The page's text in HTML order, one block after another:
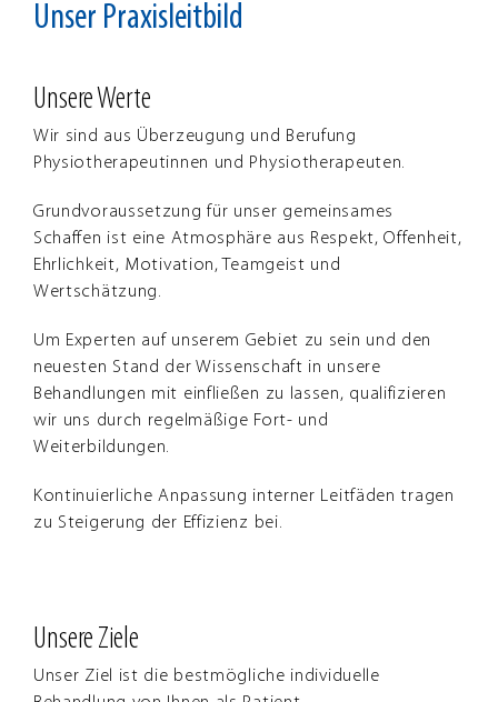
Unser Praxisleitbild
Unsere Werte
Wir sind aus Überzeugung und Berufung
Physiotherapeutinnen und Physiotherapeuten.
Grundvoraussetzung für unser gemeinsames
Schaffen ist eine Atmosphäre aus Respekt, Offenheit,
Ehrlichkeit, Motivation, Teamgeist und
Wertschätzung.
Um Experten auf unserem Gebiet zu sein und den
neuesten Stand der Wissenschaft in unsere
Behandlungen mit einfließen zu lassen, qualifizieren
wir uns durch regelmäßige Fort- und
Weiterbildungen.
Kontinuierliche Anpassung interner Leitfäden tragen
zu Steigerung der Effizienz bei.
Unsere Ziele
Unser Ziel ist die bestmögliche individuelle